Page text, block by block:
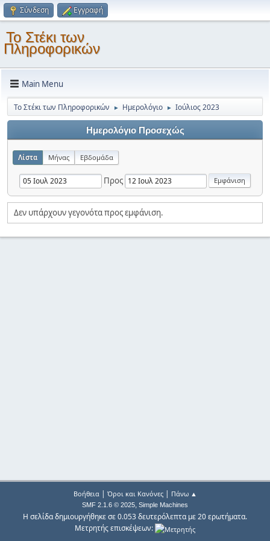
Σύνδεση Εγγραφή
Το Στέκι των
Πληροφορικών
Main Menu
Το Στέκι των Πληροφορικών ► Ημερολόγιο ► Ιούλιος 2023
Ημερολόγιο Προσεχώς
Λίστα Μήνας Εβδομάδα
Προς
Δεν υπάρχουν γεγονότα προς εμφάνιση.
Βοήθεια| Όροι και Κανόνες| Πάνω ▲
SMF 2.1.6 © 2025, Simple Machines
Η σελίδα δημιουργήθηκε σε 0.053 δευτερόλεπτα με 20 ερωτήματα.
Μετρητής επισκέψεων: